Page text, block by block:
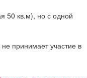
50 кв.м), но с одной
принимает участие в